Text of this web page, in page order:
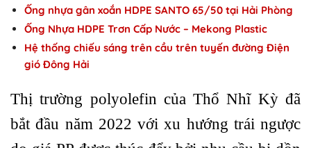
Ống nhựa gân xoắn HDPE SANTO 65/50 tại Hải Phòng
Ống Nhựa HDPE Trơn Cấp Nước – Mekong Plastic
Hệ thống chiếu sáng trên cầu trên tuyến đường Điện
gió Đông Hải
Thị trường polyolefin của Thổ Nhĩ Kỳ đã
bắt đầu năm 2022 với xu hướng trái ngược